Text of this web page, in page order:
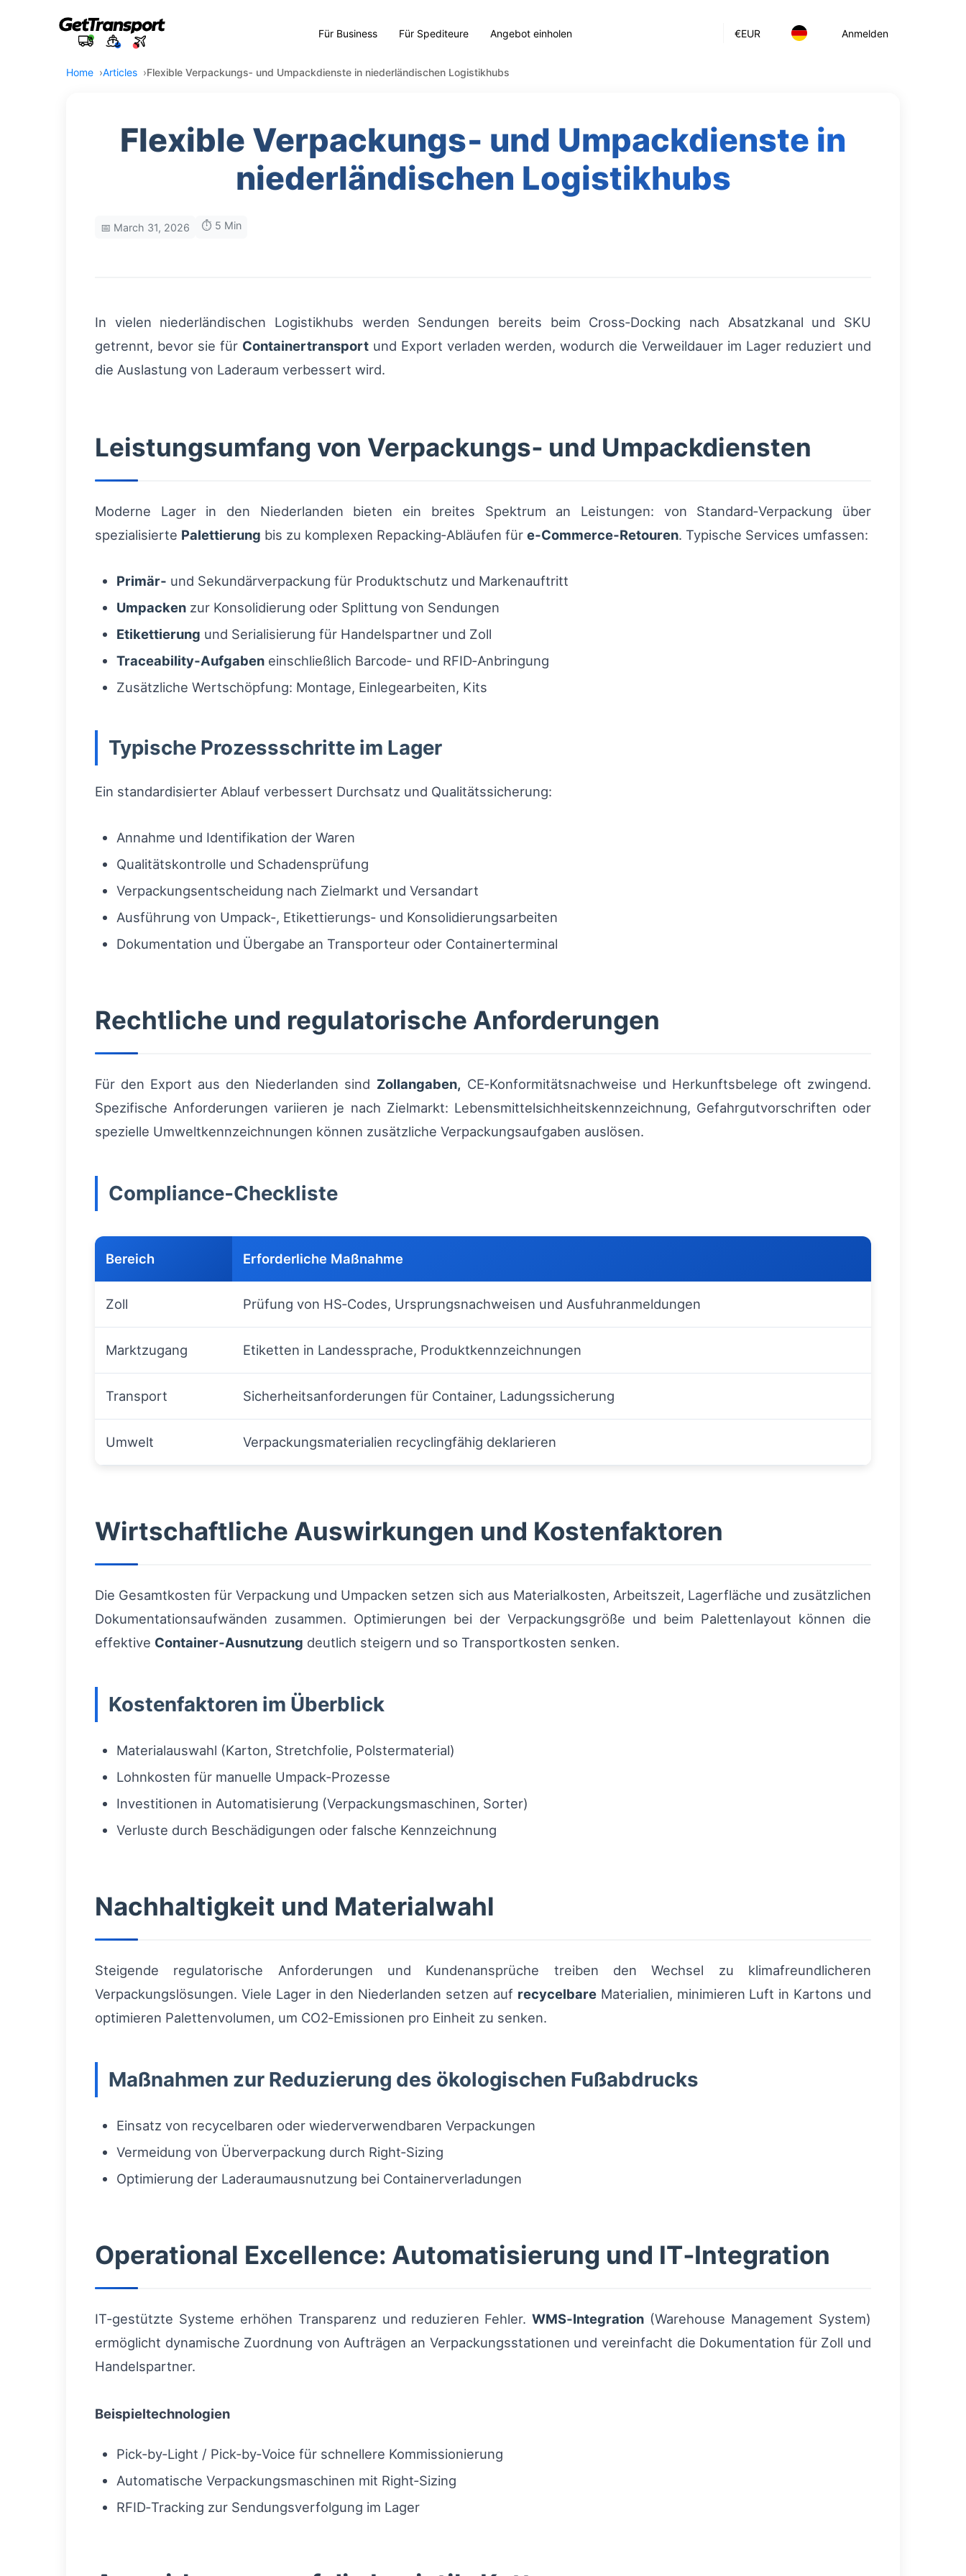
€EUR Anmelden
Für Business Für Spediteure Angebot einholen
Home Articles Flexible Verpackungs‑ und Umpackdienste in niederländischen Logistikhubs
Flexible Verpackungs‑ und Umpackdienste in
niederländischen Logistikhubs
📅 March 31, 2026 ⏱️ 5 Min
In vielen niederländischen Logistikhubs werden Sendungen bereits beim Cross‑Docking nach Absatzkanal und SKU
getrennt, bevor sie für Containertransportund Export verladen werden, wodurch die Verweildauer im Lager reduziert und
die Auslastung von Laderaum verbessert wird.
Leistungsumfang von Verpackungs‑ und Umpackdiensten
Moderne Lager in den Niederlanden bieten ein breites Spektrum an Leistungen: von Standard‑Verpackung über
spezialisierte Palettierung bis zu komplexen Repacking‑Abläufen für e‑Commerce‑Retouren. Typische Services umfassen:
Primär‑ und Sekundärverpackung für Produkt­schutz und Markenauftritt
Umpacken zur Konsolidierung oder Splittung von Sendungen
Etikettierung und Serialisierung für Handelspartner und Zoll
Traceability‑Aufgaben einschließlich Barcode‑ und RFID‑Anbringung
Zusätzliche Wertschöpfung: Montage, Einlegearbeiten, Kits
Typische Prozessschritte im Lager
Ein standardisierter Ablauf verbessert Durchsatz und Qualitätssicherung:
Annahme und Identifikation der Waren
Qualitätskontrolle und Schadensprüfung
Verpackungsentscheidung nach Zielmarkt und Versandart
Ausführung von Umpack‑, Etikettierungs‑ und Konsolidierungsarbeiten
Dokumentation und Übergabe an Transporteur oder Containerterminal
Rechtliche und regulatorische Anforderungen
Für den Export aus den Niederlanden sind Zollangaben, CE‑Konformitätsnachweise und Herkunftsbelege oft zwingend.
Spezifische Anforderungen variieren je nach Zielmarkt: Lebensmittelsichheitskennzeichnung, Gefahrgutvorschriften oder
spezielle Umweltkennzeichnungen können zusätzliche Verpackungsaufgaben auslösen.
Compliance‑Checkliste
Bereich Erforderliche Maßnahme
Zoll Prüfung von HS‑Codes, Ursprungsnachweisen und Ausfuhranmeldungen
Marktzugang Etiketten in Landessprache, Produktkennzeichnungen
Transport Sicherheitsanforderungen für Container, Ladungssicherung
Umwelt Verpackungsmaterialien recyclingfähig deklarieren
Wirtschaftliche Auswirkungen und Kostenfaktoren
Die Gesamtkosten für Verpackung und Umpacken setzen sich aus Materialkosten, Arbeitszeit, Lagerfläche und zusätzlichen
Dokumentationsaufwänden zusammen. Optimierungen bei der Verpackungsgröße und beim Palettenlayout können die
effektive Container‑Ausnutzung deutlich steigern und so Transportkosten senken.
Kostenfaktoren im Überblick
Materialauswahl (Karton, Stretchfolie, Polstermaterial)
Lohnkosten für manuelle Umpack‑Prozesse
Investitionen in Automatisierung (Verpackungsmaschinen, Sorter)
Verluste durch Beschädigungen oder falsche Kennzeichnung
Nachhaltigkeit und Materialwahl
Steigende regulatorische Anforderungen und Kundenansprüche treiben den Wechsel zu klimafreundlicheren
Verpackungslösungen. Viele Lager in den Niederlanden setzen auf recycelbareMaterialien, minimieren Luft in Kartons und
optimieren Palettenvolumen, um CO2‑Emissionen pro Einheit zu senken.
Maßnahmen zur Reduzierung des ökologischen Fußabdrucks
Einsatz von recycelbaren oder wiederverwendbaren Verpackungen
Vermeidung von Überverpackung durch Right‑Sizing
Optimierung der Laderaumausnutzung bei Containerverladungen
Operational Excellence: Automatisierung und IT‑Integration
IT‑gestützte Systeme erhöhen Transparenz und reduzieren Fehler.WMS‑Integration (Warehouse Management System)
ermöglicht dynamische Zuordnung von Aufträgen an Verpackungsstationen und vereinfacht die Dokumentation für Zoll und
Handelspartner.
Beispieltechnologien
Pick‑by‑Light / Pick‑by‑Voice für schnellere Kommissionierung
Automatische Verpackungsmaschinen mit Right‑Sizing
RFID‑Tracking zur Sendungsverfolgung im Lager